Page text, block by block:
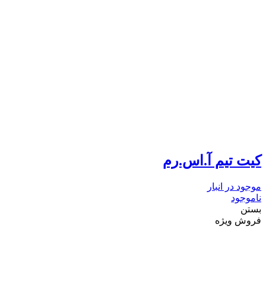
کیت تیم آ.اس.رم
موجود در انبار
ناموجود
بستن
فروش ویژه